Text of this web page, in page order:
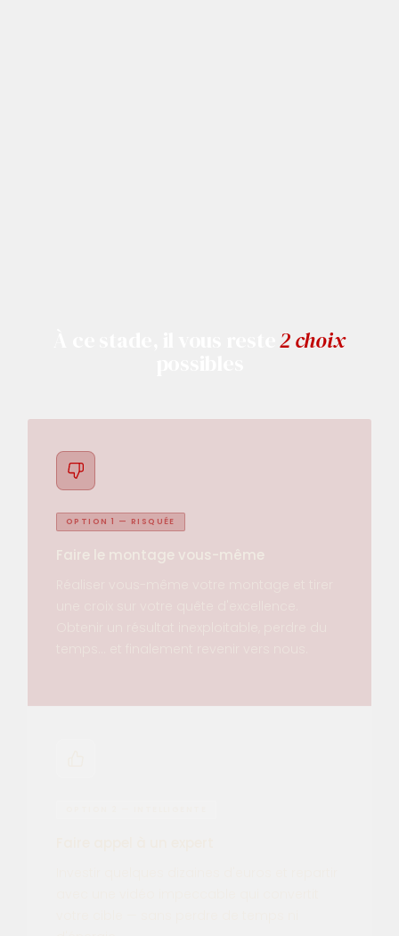
À ce stade, il vous reste2 choix
OPTION 1 — RISQUÉE
Faire le montage vous-même